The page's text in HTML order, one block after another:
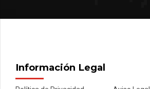
Información Legal